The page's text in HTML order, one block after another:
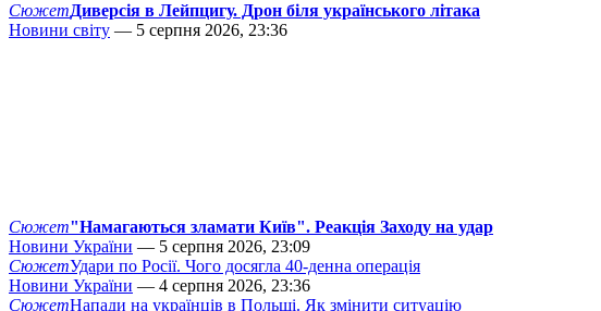
СюжетДиверсія в Лейпцигу. Дрон біля українського літака
Новини світу — 5 серпня 2026, 23:36
Сюжет"Намагаються зламати Київ". Реакція Заходу на удар
Новини України — 5 серпня 2026, 23:09
СюжетУдари по Росії. Чого досягла 40-денна операція
Новини України — 4 серпня 2026, 23:36
СюжетНапади на українців в Польщі. Як змінити ситуацію